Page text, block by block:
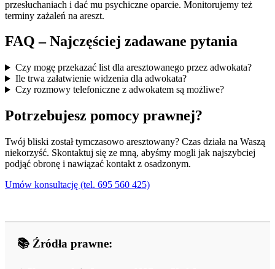
przesłuchaniach i dać mu psychiczne oparcie. Monitorujemy też
terminy zażaleń na areszt.
FAQ – Najczęściej zadawane pytania
Czy mogę przekazać list dla aresztowanego przez adwokata?
Ile trwa załatwienie widzenia dla adwokata?
Czy rozmowy telefoniczne z adwokatem są możliwe?
Potrzebujesz pomocy prawnej?
Twój bliski został tymczasowo aresztowany? Czas działa na Waszą
niekorzyść. Skontaktuj się ze mną, abyśmy mogli jak najszybciej
podjąć obronę i nawiązać kontakt z osadzonym.
Umów konsultację (tel. 695 560 425)
📚 Źródła prawne: